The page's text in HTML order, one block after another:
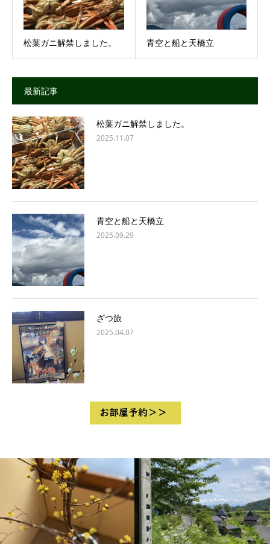
松葉ガニ解禁しました。 青空と船と天橋立
最新記事
松葉ガニ解禁しました。
2025.11.07
青空と船と天橋立
2025.09.29
ざつ旅
2025.04.07